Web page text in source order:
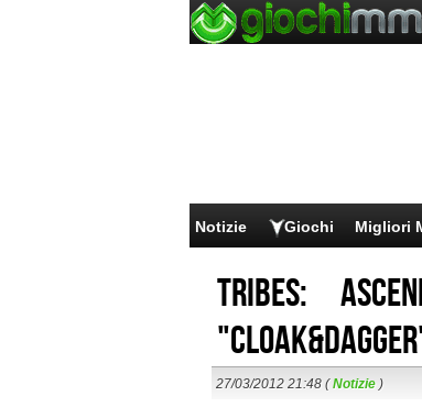
Notizie Giochi Migliori
Tribes:
27/03/2012 21:48 (Notizie )